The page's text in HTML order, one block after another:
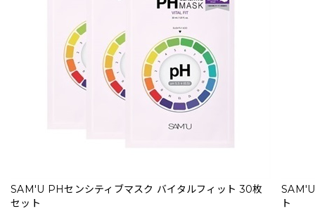
SAM'U PHセンシティブマスク バイタルフィット 30枚
セット
ト